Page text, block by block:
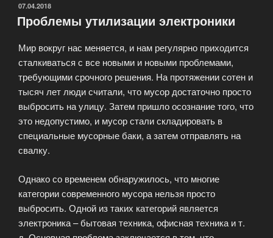
отходов»
ОПУБЛИКОВАНО
07.04.2018
Проблемы утилизации электроники
Мир вокруг нас меняется, и нам регулярно приходится
сталкиваться с все новыми и новыми проблемами,
требующими срочного решения. На протяжении сотен и
тысяч лет люди считали, что мусор достаточно просто
выбросить на улицу. Затем пришло осознание того, что
это недопустимо, и мусор стали складировать в
специальные мусорные баки, а затем отправлять на
свалку.
Однако со временем обнаружилось, что многие
категории современного мусора нельзя просто
выбросить. Одной из таких категорий является
электроника – бытовая техника, офисная техника и т.